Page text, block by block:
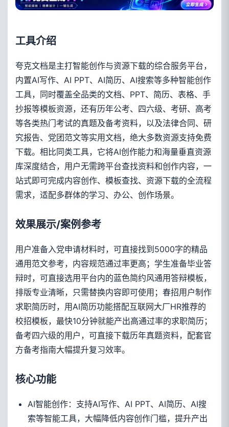
工具介绍
夸克文档是主打智能创作与资源下载的综合服务平台，
内置AI写作、AI PPT、AI简历、AI搜索等多种智能创作
工具，同时覆盖全品类的文档、PPT、简历、表格、手
抄报等模板资源，还有历年公考、四六级、考研、高考
等各类热门考试的真题及备考资料，以及法律合同、研
究报告、党团范文等实用文档，绝大多数资源支持免费
下载。相比同类工具，它将AI创作能力和海量垂直资源
库深度结合，用户无需跨平台查找资料和创作内容，一
站式即可完成内容创作、模板查找、资源下载的全流程
需求，适配多群体的学习、办公、创作场景。
效果展示/案例参考
用户准备入党申请材料时，可直接找到5000字的精品
通用范文参考，内容规范通过率更高；学生准备毕业答
辩时，可直接选用平台内的蓝色简约风通用答辩模板，
排版专业清晰，只需替换内容即可使用；春招用户制作
求职简历时，用AI简历功能搭配互联网大厂HR推荐的
校招模板，最快10分钟就能产出高通过率的求职简历；
备考四六级的用户，可直接下载历年真题资料，配套官
方备考指南大幅提升复习效率。
核心功能
AI智能创作：支持AI写作、AI PPT、AI简历、AI搜
索等智能工具，大幅降低内容创作门槛，提升产出